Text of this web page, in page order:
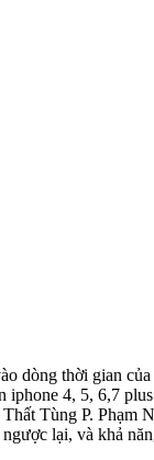
Tùng P. Phạm